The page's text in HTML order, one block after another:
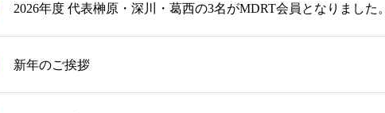
2026年度 代表榊原・深川・葛西の3名がMDRT会員となりました。
新年のご挨拶